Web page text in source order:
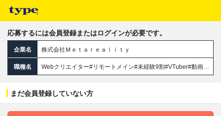
応募するには会員登録またはログインが必要です。
企業名 株式会社Ｍｅｔａｒｅａｌｉｔｙ
職種名 Webクリエイター#リモートメイン#未経験9割#VTuber#動画編集#SNS#基本定時退社#20代活躍中
まだ会員登録していない方